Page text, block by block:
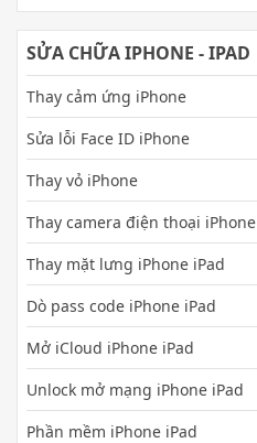
SỬA CHỮA IPHONE - IPAD
Thay cảm ứng iPhone
Sửa lỗi Face ID iPhone
Thay vỏ iPhone
Thay camera điện thoại iPhone
Thay mặt lưng iPhone iPad
Dò pass code iPhone iPad
Mở iCloud iPhone iPad
Unlock mở mạng iPhone iPad
Phần mềm iPhone iPad